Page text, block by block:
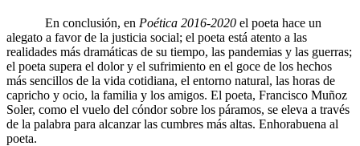
En conclusión, en Poética 2016-2020 el poeta hace un
alegato a favor de la justicia social; el poeta está atento a las
realidades más dramáticas de su tiempo, las pandemias y las guerras;
el poeta supera el dolor y el sufrimiento en el goce de los hechos
más sencillos de la vida cotidiana, el entorno natural, las horas de
capricho y ocio, la familia y los amigos. El poeta, Francisco Muñoz
Soler, como el vuelo del cóndor sobre los páramos, se eleva a través
de la palabra para alcanzar las cumbres más altas. Enhorabuena al
poeta.